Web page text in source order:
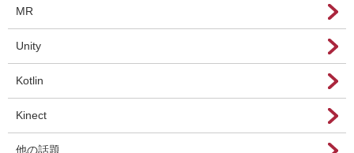
MR
Unity
Kotlin
Kinect
他の話題